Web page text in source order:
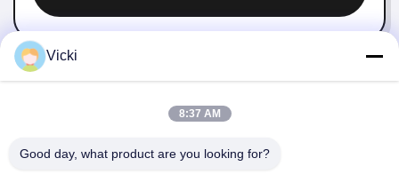
Vicki
8:37 AM
Good day, what product are you looking for?